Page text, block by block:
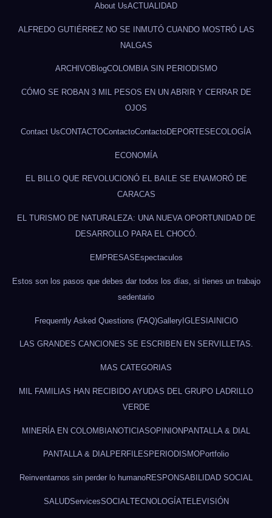
About UsACTUALIDAD
ALFREDO GUTIÉRREZ NO SE INMUTÓ CUANDO MOSTRÓ LAS
NALGAS
ARCHIVOBlogCOLOMBIA SIN PERIODISMO
CÓMO SE ROBAN 3 MIL PESOS EN UN ABRIR Y CERRAR DE
OJOS
Contact UsCONTACTOContactoContactoDEPORTES ECOLOGÍA
ECONOMÍA
EL BILLO QUE REVOLUCIONÓ EL BAILE SE ENAMORÓ DE
CARACAS
EL TURISMO DE NATURALEZA: UNA NUEVA OPORTUNIDAD DE
DESARROLLO PARA EL CHOCÓ.
EMPRESAS Espectaculos
Estos son los pasos que debes dar todos los días, si tienes un trabajo
sedentario
Frequently Asked Questions (FAQ)GalleryIGLESIAINICIO
LAS GRANDES CANCIONES SE ESCRIBEN EN SERVILLETAS.
MAS CATEGORIAS
MIL FAMILIAS HAN RECIBIDO AYUDAS DEL GRUPO LADRILLO
VERDE
MINERÍA EN COLOMBIANOTICIASOPINIONPANTALLA & DIAL
PANTALLA & DIALPERFILES PERIODISMOPortfolio
Reinventarnos sin perder lo humanoRESPONSABILIDAD SOCIAL
SALUDServicesSOCIALTECNOLOGÍATELEVISIÓN